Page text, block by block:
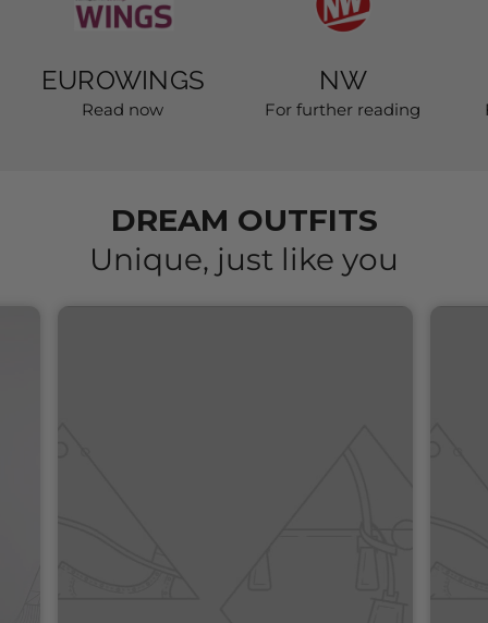
EUROWINGS
Read now
NW
For further reading
DREAM OUTFITS
Unique, just like you